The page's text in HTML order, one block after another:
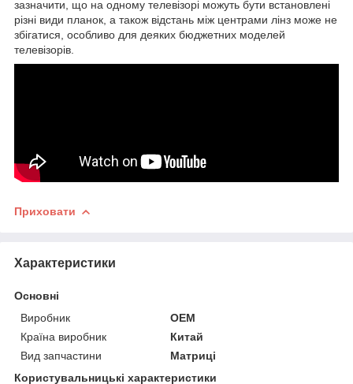
зазначити, що на одному телевізорі можуть бути встановлені
різні види планок, а також відстань між центрами лінз може не
збігатися, особливо для деяких бюджетних моделей
телевізорів.
Приховати
Характеристики
Основні
Виробник
OEM
Країна виробник
Китай
Вид запчастини
Матриці
Користувальницькі характеристики